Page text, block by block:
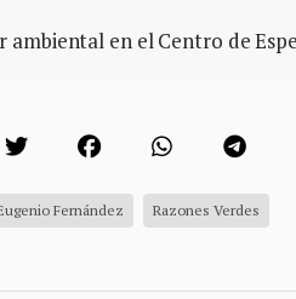
ambiental en el Centro de
Fernández Razones Verdes